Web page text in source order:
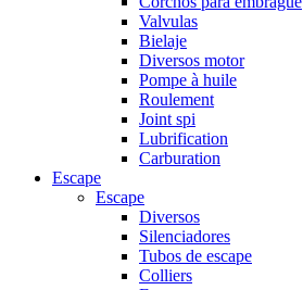
Valvulas
Bielaje
Diversos motor
Pompe à huile
Roulement
Joint spi
Lubrification
Carburation
Escape
Escape
Diversos
Silenciadores
Tubos de escape
Colliers